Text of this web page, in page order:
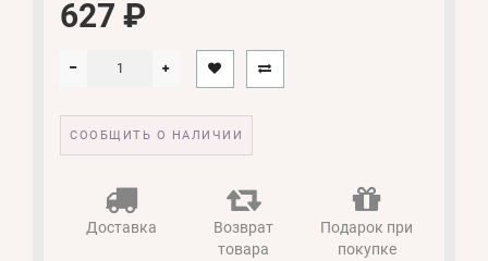
627 ₽
СООБЩИТЬ О НАЛИЧИИ
Доставка
Возврат
товара
Подарок при
покупке